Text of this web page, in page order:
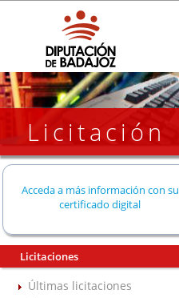
Licitación
Acceda a más información con su
certificado digital
Licitaciones
Últimas licitaciones